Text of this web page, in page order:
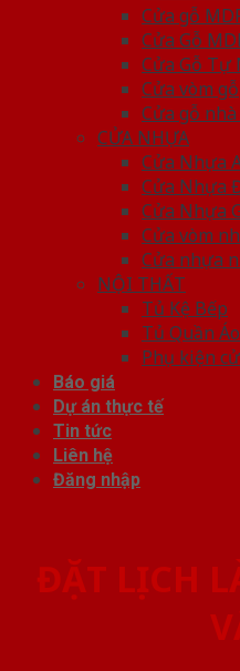
Cửa gỗ
Cửa Gỗ
Cửa Gỗ Tự
Cửa vòm gỗ
Cửa gỗ
CỬA NHỰA
Cửa Nhựa
Cửa Nhựa
Cửa Nhựa
Cửa vòm
Cửa nhựa
NỘI THẤT
Tủ Kệ Bếp
Tủ Quần Áo
Phụ kiện
Báo giá
Dự án thực tế
Tin tức
Liên hệ
Đăng nhập
ĐẶT LỊCH